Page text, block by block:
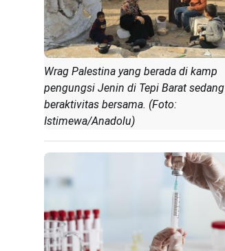
Wrag Palestina yang berada di kamp
pengungsi Jenin di Tepi Barat sedang
beraktivitas bersama. (Foto:
Istimewa/Anadolu)